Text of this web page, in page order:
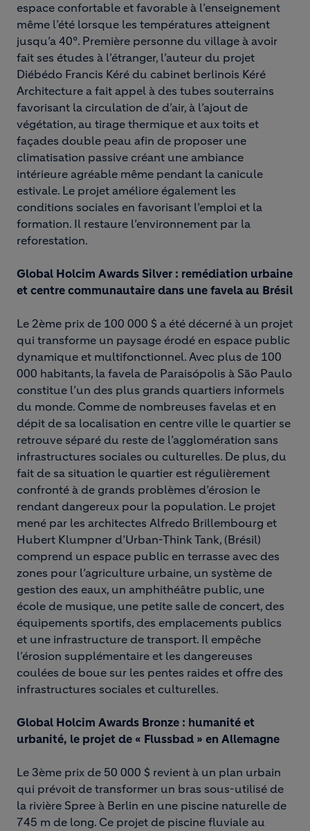
espace confortable et favorable à l’enseignement
même l’été lorsque les températures atteignent
jusqu’a 40°. Première personne du village à avoir
fait ses études à l’étranger, l’auteur du projet
Diébédo Francis Kéré du cabinet berlinois Kéré
Architecture a fait appel à des tubes souterrains
favorisant la circulation de d’air, à l’ajout de
végétation, au tirage thermique et aux toits et
façades double peau afin de proposer une
climatisation passive créant une ambiance
intérieure agréable même pendant la canicule
estivale. Le projet améliore également les
conditions sociales en favorisant l’emploi et la
formation. Il restaure l’environnement par la
reforestation.
Global Holcim Awards Silver : remédiation urbaine
et centre communautaire dans une favela au Brésil
Le 2ème prix de 100 000 $ a été décerné à un projet
qui transforme un paysage érodé en espace public
dynamique et multifonctionnel. Avec plus de 100
000 habitants, la favela de Paraisópolis à São Paulo
constitue l’un des plus grands quartiers informels
du monde. Comme de nombreuses favelas et en
dépit de sa localisation en centre ville le quartier se
retrouve séparé du reste de l’agglomération sans
infrastructures sociales ou culturelles. De plus, du
fait de sa situation le quartier est régulièrement
confronté à de grands problèmes d’érosion le
rendant dangereux pour la population. Le projet
mené par les architectes Alfredo Brillembourg et
Hubert Klumpner d’Urban-Think Tank, (Brésil)
comprend un espace public en terrasse avec des
zones pour l’agriculture urbaine, un système de
gestion des eaux, un amphithéâtre public, une
école de musique, une petite salle de concert, des
équipements sportifs, des emplacements publics
et une infrastructure de transport. Il empêche
l’érosion supplémentaire et les dangereuses
coulées de boue sur les pentes raides et offre des
infrastructures sociales et culturelles.
Global Holcim Awards Bronze : humanité et
urbanité, le projet de « Flussbad » en Allemagne
Le 3ème prix de 50 000 $ revient à un plan urbain
qui prévoit de transformer un bras sous-utilisé de
la rivière Spree à Berlin en une piscine naturelle de
745 m de long. Ce projet de piscine fluviale au